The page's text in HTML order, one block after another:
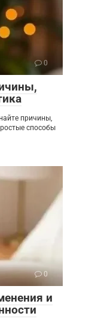
0
причины,
способы
0
и